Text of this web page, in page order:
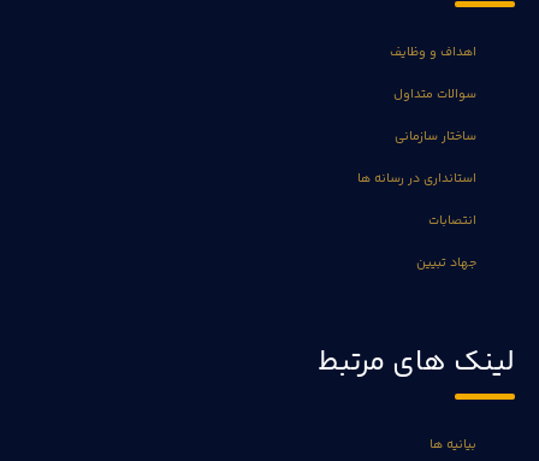
اهداف و وظایف
سوالات متداول
ساختار سازمانی
استانداری در رسانه ها
انتصابات
جهاد تبیین
لینک های مرتبط
بیانیه ها